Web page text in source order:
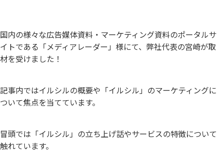
国内の様々な広告媒体資料・マーケティング資料のポータルサ
イトである「メディアレーダー」様にて、弊社代表の宮崎が取
材を受けました！
記事内ではイルシルの概要や「イルシル」のマーケティングに
ついて焦点を当てています。
冒頭では「イルシル」の立ち上げ話やサービスの特徴について
触れています。